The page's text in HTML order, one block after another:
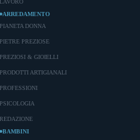
LAVORO
ARREDAMENTO
PIANETA DONNA
PIETRE PREZIOSE
PREZIOSI & GIOIELLI
PRODOTTI ARTIGIANALI
PROFESSIONI
PSICOLOGIA
REDAZIONE
BAMBINI